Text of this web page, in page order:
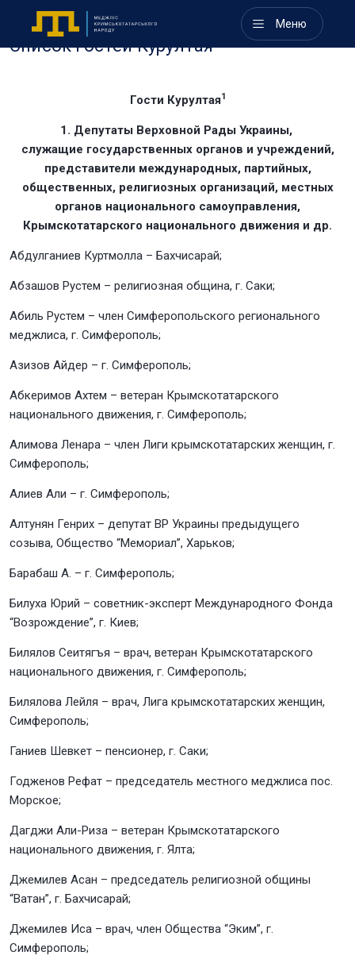
Меню
Список гостей Курултая
Гости Курултая1
1. Депутаты Верховной Рады Украины,
служащие государственных органов и учреждений,
представители международных, партийных,
общественных, религиозных организаций, местных
органов национального самоуправления,
Крымскотатарского национального движения и др.
Абдулганиев Куртмолла – Бахчисарай;
Абзашов Рустем – религиозная община, г. Саки;
Абиль Рустем – член Симферопольского регионального
меджлиса, г. Симферополь;
Азизов Айдер – г. Симферополь;
Абкеримов Ахтем – ветеран Крымскотатарского
национального движения, г. Симферополь;
Алимова Ленара – член Лиги крымскотатарских женщин, г.
Симферополь;
Алиев Али – г. Симферополь;
Алтунян Генрих – депутат ВР Украины предыдущего
созыва, Общество “Мемориал”, Харьков;
Барабаш А. – г. Симферополь;
Билуха Юрий – советник-эксперт Международного Фонда
“Возрождение”, г. Киев;
Билялов Сеитягъя – врач, ветеран Крымскотатарского
национального движения, г. Симферополь;
Билялова Лейля – врач, Лига крымскотатарских женщин,
Симферополь;
Ганиев Шевкет – пенсионер, г. Саки;
Годженов Рефат – председатель местного меджлиса пос.
Морское;
Дагджи Али-Риза – ветеран Крымскотатарского
национального движения, г. Ялта;
Джемилев Асан – председатель религиозной общины
“Ватан”, г. Бахчисарай;
Джемилев Иса – врач, член Общества “Эким”, г.
Симферополь;